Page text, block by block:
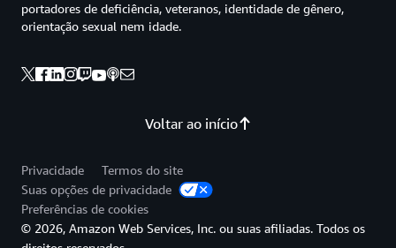
Voltar ao início
portadores de deficiência, veteranos, identidade de gênero,
orientação sexual nem idade.
Privacidade
Termos do site
Suas opções de privacidade
Preferências de cookies
© 2026, Amazon Web Services, Inc. ou suas afiliadas. Todos os